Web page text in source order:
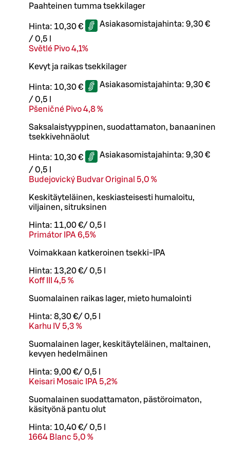
Paahteinen tumma tsekkilager
Hinta: 10,30 € Asiakasomistajahinta: 9,30 €
/ 0,5 l
Světlé Pivo 4,1%
Kevyt ja raikas tsekkilager
Hinta: 10,30 € Asiakasomistajahinta: 9,30 €
/ 0,5 l
Pšeničné Pivo 4,8 %
Saksalaistyyppinen, suodattamaton, banaaninen
tsekkivehnäolut
Hinta: 10,30 € Asiakasomistajahinta: 9,30 €
/ 0,5 l
Budejovický Budvar Original 5,0 %
Keskitäyteläinen, keskiasteisesti humaloitu,
viljainen, sitruksinen
Hinta: 11,00 €/ 0,5 l
Primátor IPA 6,5%
Voimakkaan katkeroinen tsekki-IPA
Hinta: 13,20 €/ 0,5 l
Koff III 4,5 %
Suomalainen raikas lager, mieto humalointi
Hinta: 8,30 €/ 0,5 l
Karhu IV 5,3 %
Suomalainen lager, keskitäyteläinen, maltainen,
kevyen hedelmäinen
Hinta: 9,00 €/ 0,5 l
Keisari Mosaic IPA 5,2%
Suomalainen suodattamaton, pästöroimaton,
käsityönä pantu olut
Hinta: 10,40 €/ 0,5 l
1664 Blanc 5,0 %